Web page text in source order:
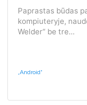
Paprastas būdas
kompiuteryje,
Welder“ be tre...
„Android“